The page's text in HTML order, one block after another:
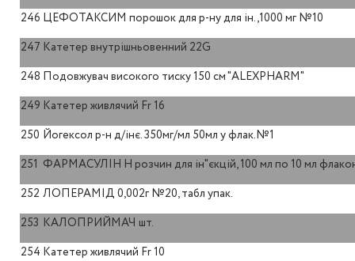
246 ЦЕФОТАКСИМ порошок для р-ну для ін.,1000 мг №10
247 Катетер внутрішньовенний 22G
248 Подовжувач високого тиску 150 см "ALEXPHARM"
249 Катетер живлячий Fr 16
250 Йогексол р-н д/інє. 350мг/мл 50мл у флак.№1
251 ФАРМАСУЛІН Н розчин для ін"єкцій, 100 мл по 10 мл
252 ЛОПЕРАМІД 0,002г №20, табл упак.
253 КАЛОПРИЙМАЧ шт.
254 Катетер живлячий Fr 10